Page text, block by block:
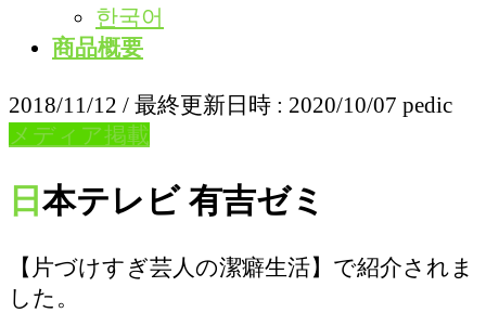
한국어
商品概要
2018/11/12 / 最終更新日時 : 2020/10/07 pedic
メディア掲載
日本テレビ 有吉ゼミ
【片づけすぎ芸人の潔癖生活】で紹介されま
した。